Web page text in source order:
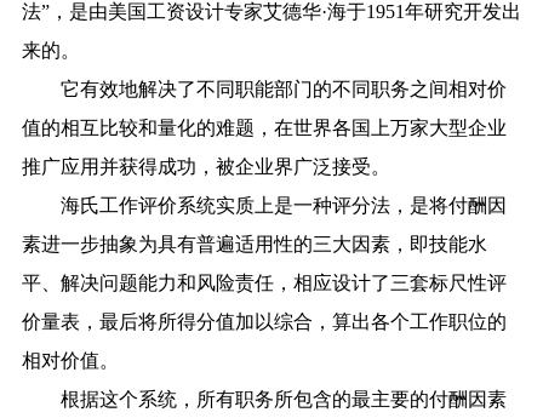
法”，是由美国工资设计专家艾德华·海于1951年研究开发出
来的。
它有效地解决了不同职能部门的不同职务之间相对价
值的相互比较和量化的难题，在世界各国上万家大型企业
推广应用并获得成功，被企业界广泛接受。
海氏工作评价系统实质上是一种评分法，是将付酬因
素进一步抽象为具有普遍适用性的三大因素，即技能水
平、解决问题能力和风险责任 ，相应设计了三套标尺性评
价量表，最后将所得分值加以综合，算出各个工作职位的
相对价值。
根据这个系统，所有职务所包含的最主要的付酬因素